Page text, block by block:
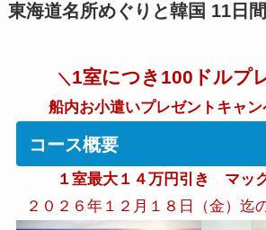
東海道名所めぐりと韓国 11日間
＼ 1室につき100ドルプ
船内お小遣いプレゼントキャ
コース概要
１室最大１４万円引き マッ
２０２６年１２月１８日（金）迄